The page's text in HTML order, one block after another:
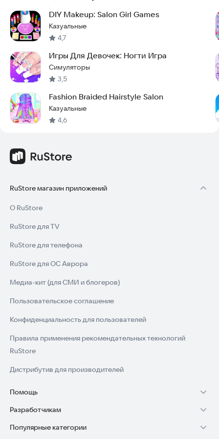
DIY Makeup: Salon Girl Games
Казуальные
4,7
Игры Для Девочек: Ногти Игра
Симуляторы
3,5
Fashion Braided Hairstyle Salon
Казуальные
4,6
RuStore магазин приложений
О RuStore
RuStore для TV
RuStore для телефона
RuStore для ОС Аврора
Медиа-кит (для СМИ и блогеров)
Пользовательское соглашение
Конфиденциальность для пользователей
Правила применения рекомендательных технологий
RuStore
Дистрибутив для производителей
Помощь
Установка RuStore на TV
Установка RuStore на телефон
Разработчикам
Зарабатывать с RuStore
Популярные категории